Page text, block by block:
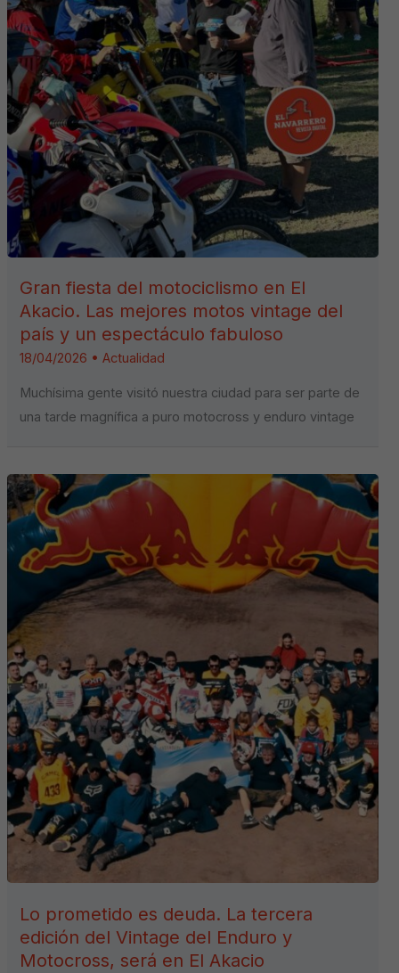
Gran fiesta del motociclismo en El
Akacio. Las mejores motos vintage del
país y un espectáculo fabuloso
18/04/2026 •Actualidad
Muchísima gente visitó nuestra ciudad para ser parte de
una tarde magnífica a puro motocross y enduro vintage
Lo prometido es deuda. La tercera
edición del Vintage del Enduro y
Motocross, será en El Akacio